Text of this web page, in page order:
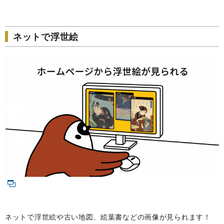
ネットで浮世絵
ネットで浮世絵や古い地図、絵葉書などの画像が見られます！